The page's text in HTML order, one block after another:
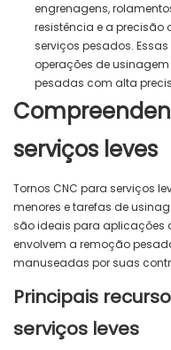
engrenagens,
resistência e a precisão
serviços pesados.
operações de
pesadas com alta
serviços leves
Tornos CNC para serviços
menores e tarefas de
são ideais para aplicações
envolvem a remoção
manuseadas por suas
Principais
serviços leves